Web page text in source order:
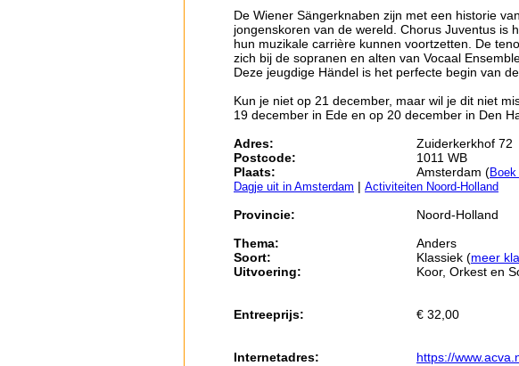
De Wiener Sängerknaben zijn met een historie
jongenskoren van de wereld. Chorus Juventus is
hun muzikale carrière kunnen voortzetten. De
zich bij de sopranen en alten van Vocaal
Deze jeugdige Händel is het perfecte begin van
Kun je niet op 21 december, maar wil je dit niet
19 december in Ede en op 20 december in Den
Adres:
Zuiderkerkhof 72
Postcode:
1011 WB
Plaats:
Amsterdam (
Dagje uit in Amsterdam | Activiteiten Noord-Holland
Provincie:
Noord-Holland
Thema:
Anders
Soort:
Klassiek (meer
Uitvoering:
Koor, Orkest en
Entreeprijs: € 32,00
Internetadres:
https://